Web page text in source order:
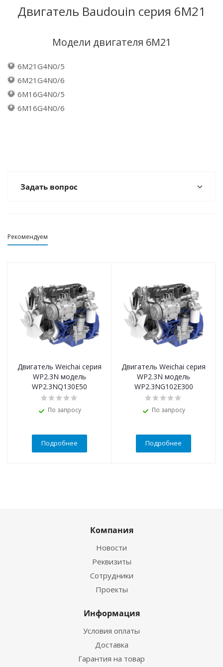
Двигатель Baudouin серия 6M21
Модели двигателя 6M21
6M21G4N0/5
6M21G4N0/6
6M16G4N0/5
6M16G4N0/6
Задать вопрос
Рекомендуем
Двигатель Weichai серия
WP2.3N модель
WP2.3NQ130E50
По запросу
Подробнее
Двигатель Weichai серия
WP2.3N модель
WP2.3NG102E300
По запросу
Подробнее
Компания
Новости
Реквизиты
Сотрудники
Проекты
Информация
Условия оплаты
Доставка
Гарантия на товар